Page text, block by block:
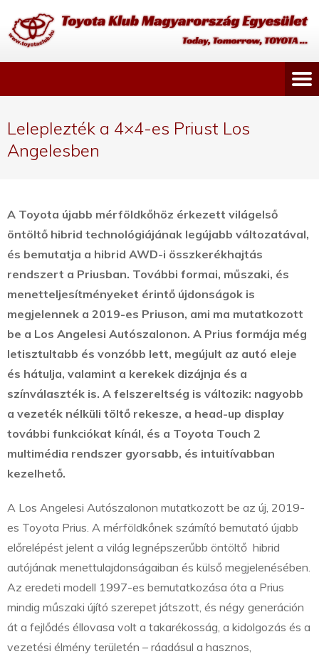
Leleplezték a 4×4-es Priust Los
Angelesben
A Toyota újabb mérföldkőhöz érkezett világelső
öntöltő hibrid technológiájának legújabb változatával,
és bemutatja a hibrid AWD-i összkerékhajtás
rendszert a Priusban. További formai, műszaki, és
menetteljesítményeket érintő újdonságok is
megjelennek a 2019-es Priuson, ami ma mutatkozott
be a Los Angelesi Autószalonon. A Prius formája még
letisztultabb és vonzóbb lett, megújult az autó eleje
és hátulja, valamint a kerekek dizájnja és a
színválaszték is. A felszereltség is változik: nagyobb
a vezeték nélküli töltő rekesze, a head-up display
további funkciókat kínál, és a Toyota Touch 2
multimédia rendszer gyorsabb, és intuitívabban
kezelhető.
A Los Angelesi Autószalonon mutatkozott be az új, 2019-
es Toyota Prius. A mérföldkőnek számító bemutató újabb
előrelépést jelent a világ legnépszerűbb öntöltő hibrid
autójának menettulajdonságaiban és külső megjelenésében.
Az eredeti modell 1997-es bemutatkozása óta a Prius
mindig műszaki újító szerepet játszott, és négy generáción
át a fejlődés éllovasa volt a takarékosság, a kidolgozás és a
vezetési élmény területén – ráadásul a hasznos,